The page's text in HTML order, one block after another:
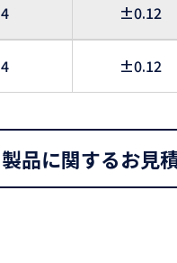
4 ±0.12
4 ±0.12
製品に関するお見